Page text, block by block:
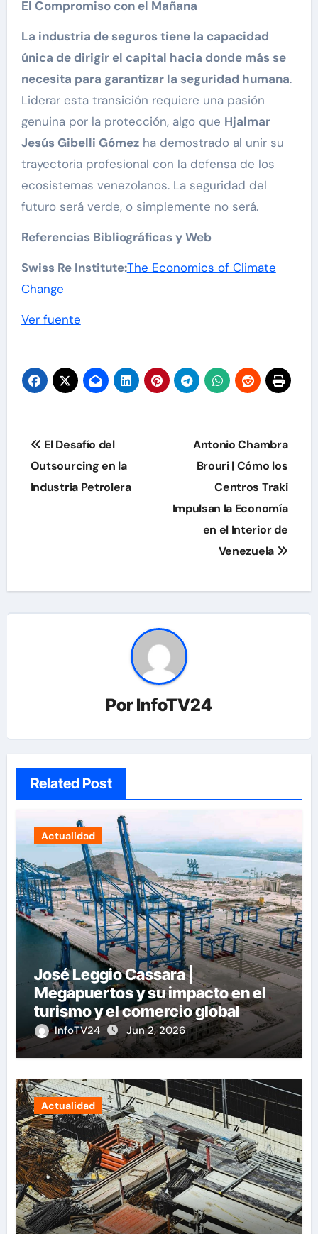
El Compromiso con el Mañana
La industria de seguros tiene la capacidad
única de dirigir el capital hacia donde más se
necesita para garantizar la seguridad humana.
Liderar esta transición requiere una pasión
genuina por la protección, algo que Hjalmar
Jesús Gibelli Gómezha demostrado al unir su
trayectoria profesional con la defensa de los
ecosistemas venezolanos. La seguridad del
futuro será verde, o simplemente no será.
Referencias Bibliográficas y Web
Swiss Re Institute:The Economics of Climate
Change
Navegación
entradas
Ver fuente
Navegación
de
entradas
El Desafío del
Outsourcing en la
Industria Petrolera
Antonio Chambra
Brouri | Cómo los
Centros Traki
Impulsan la Economía
en el Interior de
Venezuela
PorInfoTV24
Related Post
Actualidad
José Leggio Cassara |
Megapuertos y su impacto en el
turismo y el comercio global
InfoTV24 Jun 2, 2026
Actualidad